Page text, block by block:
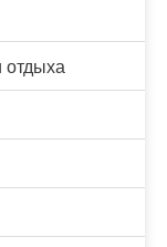
отдыха